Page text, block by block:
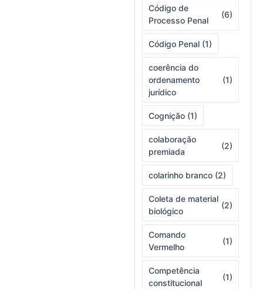
Código de
Processo Penal
(6)
Código Penal (1)
coerência do
ordenamento
jurídico
(1)
Cognição (1)
colaboração
premiada
(2)
colarinho branco (2)
Coleta de material
biológico
(2)
Comando
Vermelho
(1)
Competência
constitucional
(1)